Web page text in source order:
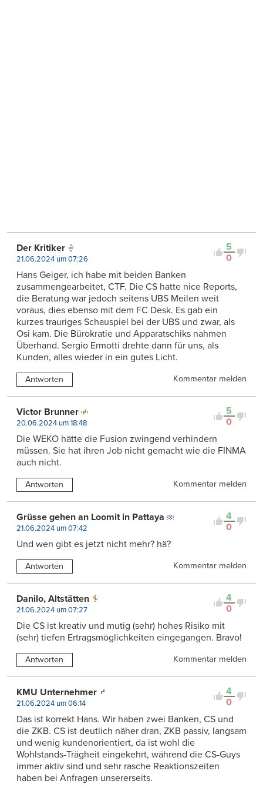
5
0
Der Kritiker
21.06.2024 um 07:26
Hans Geiger, ich habe mit beiden Banken
zusammengearbeitet, CTF. Die CS hatte nice Reports,
die Beratung war jedoch seitens UBS Meilen weit
voraus, dies ebenso mit dem FC Desk. Es gab ein
kurzes trauriges Schauspiel bei der UBS und zwar, als
Osi kam. Die Bürokratie und Apparatschiks nahmen
Überhand. Sergio Ermotti drehte dann für uns, als
Kunden, alles wieder in ein gutes Licht.
Antworten Kommentar melden
5
0
Victor Brunner
20.06.2024 um 18:48
Die WEKO hätte die Fusion zwingend verhindern
müssen. Sie hat ihren Job nicht gemacht wie die FINMA
auch nicht.
Antworten Kommentar melden
4
0
Grüsse gehen an Loomit in Pattaya
21.06.2024 um 07:42
Und wen gibt es jetzt nicht mehr? hä?
Antworten Kommentar melden
4
0
Danilo, Altstätten
21.06.2024 um 07:27
Die CS ist kreativ und mutig (sehr) hohes Risiko mit
(sehr) tiefen Ertragsmöglichkeiten eingegangen. Bravo!
Antworten Kommentar melden
4
0
KMU Unternehmer
21.06.2024 um 06:14
Das ist korrekt Hans. Wir haben zwei Banken, CS und
die ZKB. CS ist deutlich näher dran, ZKB passiv, langsam
und wenig kundenorientiert, da ist wohl die
Wohlstands-Trägheit eingekehrt, während die CS-Guys
immer aktiv sind und sehr rasche Reaktionszeiten
haben bei Anfragen unsererseits.